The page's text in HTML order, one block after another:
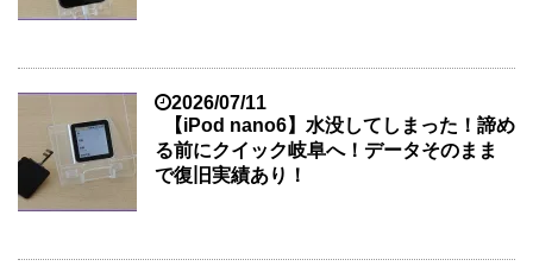
2026/07/11
【iPod nano6】水没してしまった！諦め
る前にクイック岐阜へ！データそのまま
で復旧実績あり！